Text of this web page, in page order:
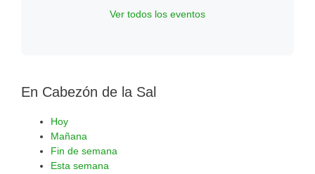
Ver todos los eventos
En Cabezón de la Sal
Hoy
Mañana
Fin de semana
Esta semana